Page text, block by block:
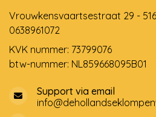
Vrouwkensvaartsestraat 29 -
0638961072
KVK nummer: 73799076
btw-nummer: NL859668095B01
Support via email